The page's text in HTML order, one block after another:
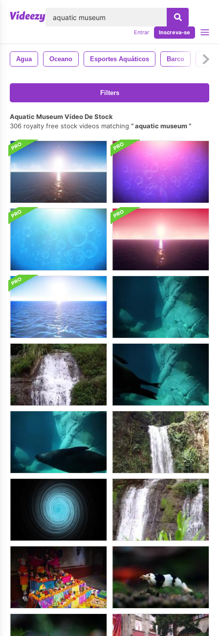
Entrar Inscreva-se
Agua Oceano Esportes Aquáticos Barco Mar
Filters
Aquatic Museum Vídeo De Stock
306 royalty free stock videos matching
aquatic museum